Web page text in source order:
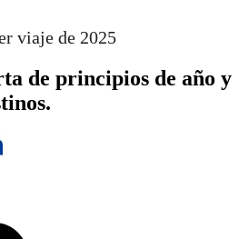
viaje de 2025
de principios de año y